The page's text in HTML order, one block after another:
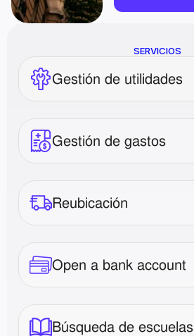
SERVICIOS
Gestión de utilidades
Gestión de gastos
Reubicación
Open a bank account
Búsqueda de escuelas